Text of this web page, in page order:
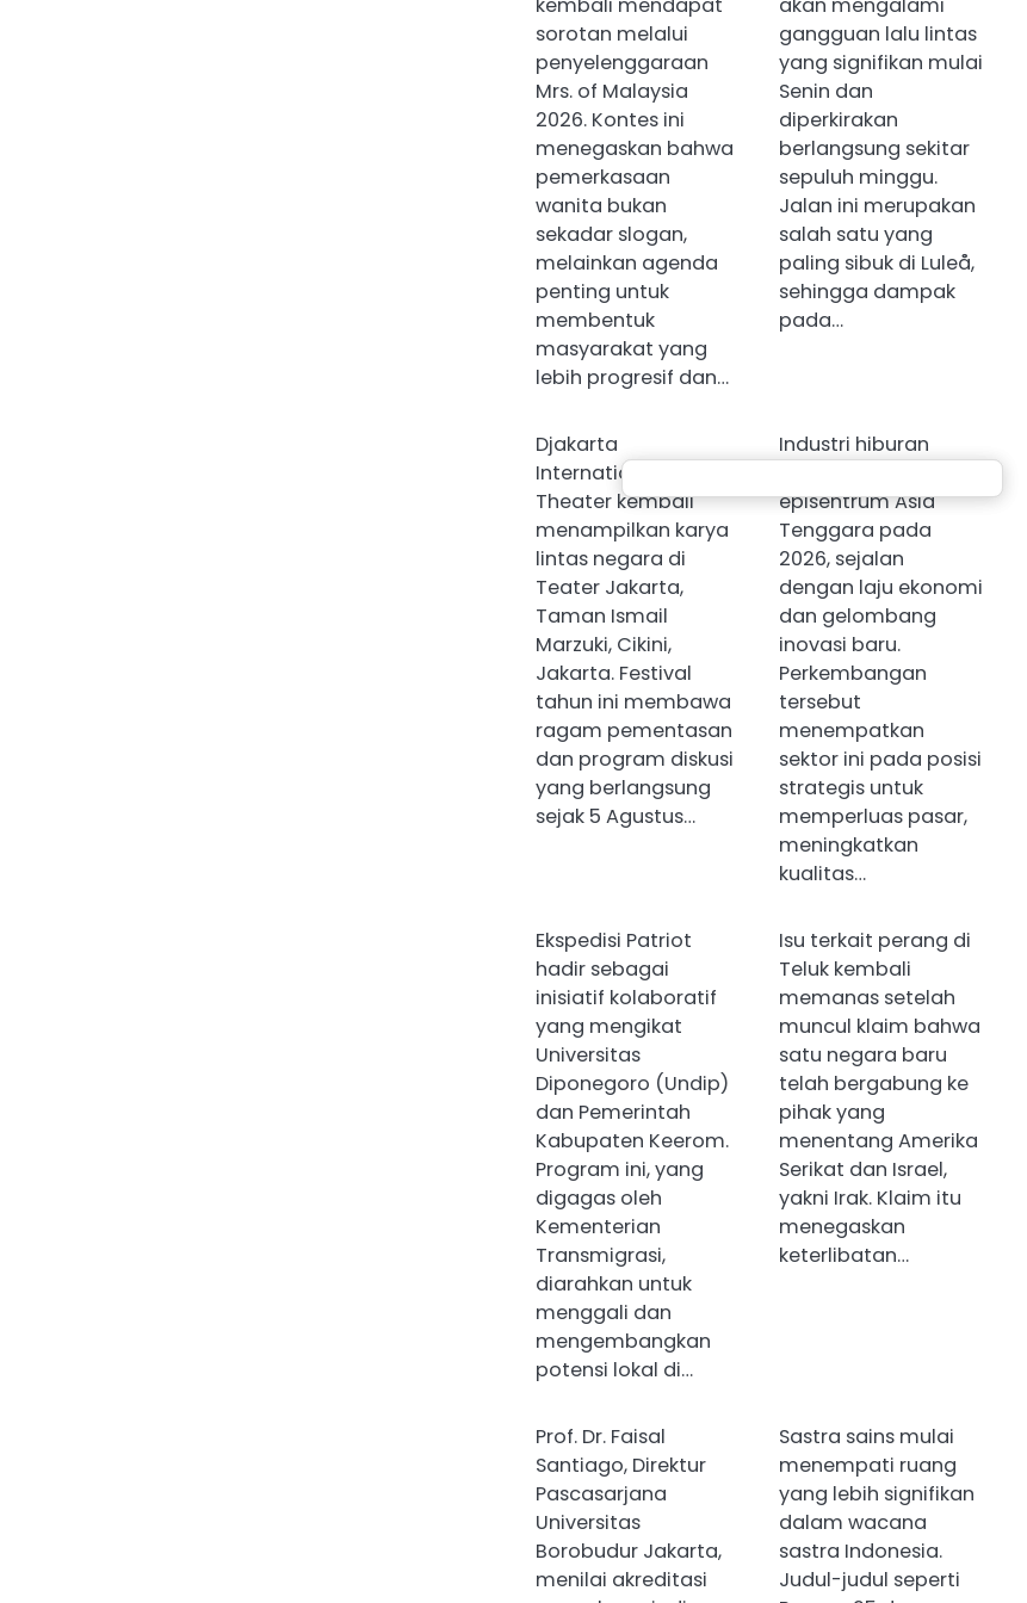
kembali mendapat
sorotan melalui
penyelenggaraan
Mrs. of Malaysia
2026. Kontes ini
menegaskan bahwa
pemerkasaan
wanita bukan
sekadar slogan,
melainkan agenda
penting untuk
membentuk
masyarakat yang
lebih progresif dan…
akan mengalami
gangguan lalu lintas
yang signifikan mulai
Senin dan
diperkirakan
berlangsung sekitar
sepuluh minggu.
Jalan ini merupakan
salah satu yang
paling sibuk di Luleå,
sehingga dampak
pada…
Djakarta
International
Theater kembali
menampilkan karya
lintas negara di
Teater Jakarta,
Taman Ismail
Marzuki, Cikini,
Jakarta. Festival
tahun ini membawa
ragam pementasan
dan program diskusi
yang berlangsung
sejak 5 Agustus…
Industri hiburan
episentrum Asia
Tenggara pada
2026, sejalan
dengan laju ekonomi
dan gelombang
inovasi baru.
Perkembangan
tersebut
menempatkan
sektor ini pada posisi
strategis untuk
memperluas pasar,
meningkatkan
kualitas…
Ekspedisi Patriot
hadir sebagai
inisiatif kolaboratif
yang mengikat
Universitas
Diponegoro (Undip)
dan Pemerintah
Kabupaten Keerom.
Program ini, yang
digagas oleh
Kementerian
Transmigrasi,
diarahkan untuk
menggali dan
mengembangkan
potensi lokal di…
Isu terkait perang di
Teluk kembali
memanas setelah
muncul klaim bahwa
satu negara baru
telah bergabung ke
pihak yang
menentang Amerika
Serikat dan Israel,
yakni Irak. Klaim itu
menegaskan
keterlibatan…
Prof. Dr. Faisal
Santiago, Direktur
Pascasarjana
Universitas
Borobudur Jakarta,
menilai akreditasi
Sastra sains mulai
menempati ruang
yang lebih signifikan
dalam wacana
sastra Indonesia.
Judul-judul seperti